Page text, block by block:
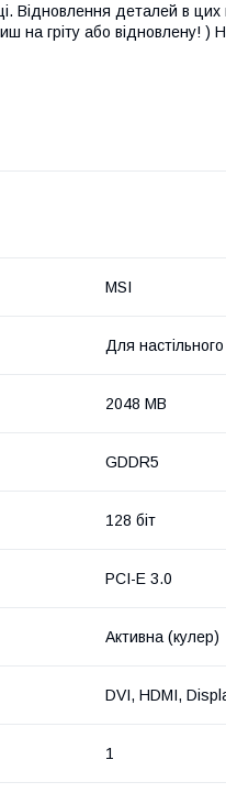
Відновлення деталей в цих
на гріту або відновлену! )
MSI
Для
2048 MB
GDDR5
128 біт
PCI-E 3.0
Активна (кулер)
DVI, HDMI,
1